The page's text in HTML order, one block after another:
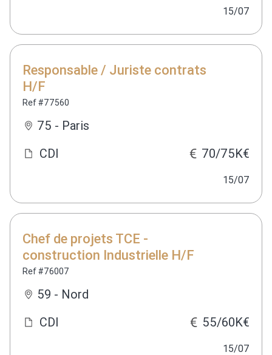
15/07
Responsable / Juriste contrats
H/F
Ref #77560
75 - Paris
CDI
70/75K€
15/07
Chef de projets TCE -
construction Industrielle H/F
Ref #76007
59 - Nord
CDI
55/60K€
15/07